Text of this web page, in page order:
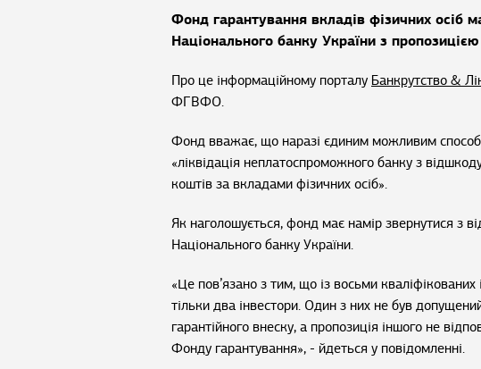
Фонд гарантування вкладів фізичних осіб
Національного банку України з
Про це інформаційному порталу Банкрутство &
ФГВФО.
Фонд вважає, що наразі єдиним можливим
«ліквідація неплатоспроможного банку з
коштів за вкладами фізичних осіб».
Як наголошується, фонд має намір звернутися з
Національного банку України.
«Це пов’язано з тим, що із восьми кваліфікованих
тільки два інвестори. Один з них не був
гарантійного внеску, а пропозиція іншого не
Фонду гарантування», - йдеться у повідомленні.